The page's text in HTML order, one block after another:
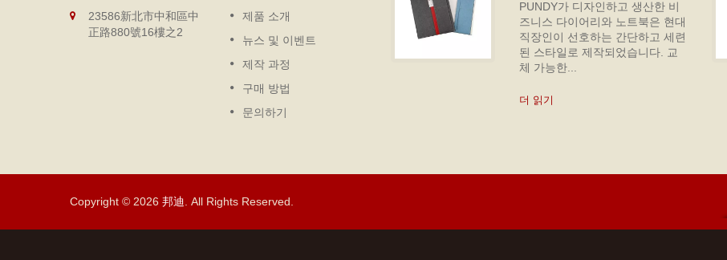
23586新北市中和區中
正路880號16樓之2
제품 소개
뉴스 및 이벤트
제작 과정
구매 방법
문의하기
표지나 내지를 자유롭게 교체할
수 있으며, 다양한 액세서리를 추
가할 수도...
PUNDY가 디자인하고 생산한 비
즈니스 다이어리와 노트북은 현대
직장인이 선호하는 간단하고 세련
된 스타일로 제작되었습니다. 교
체 가능한...
더 읽기
Copyright © 2026 邦迪. All Rights Reserved.